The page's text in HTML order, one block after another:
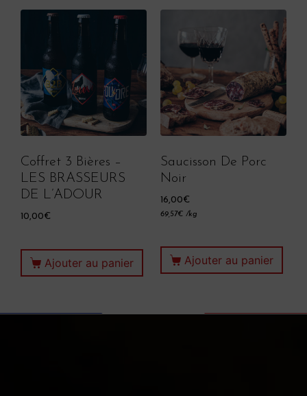
Coffret 3 Bières –
LES BRASSEURS
DE L’ADOUR
10,00€
Ajouter au panier
Saucisson De Porc
Noir
16,00€
69,57€ /kg
Ajouter au panier